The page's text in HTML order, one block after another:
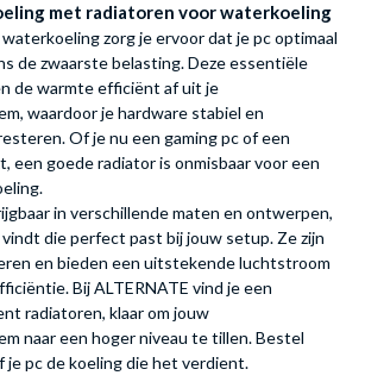
met radiatoren voor waterkoeling
zorg je ervoor dat je pc optimaal
de zwaarste belasting. Deze essentiële
de warmte efficiënt af uit je
waardoor je hardware stabiel en
Of je nu een gaming pc of een
een goede radiator is onmisbaar voor een
in verschillende maten en ontwerpen,
die perfect past bij jouw setup. Ze zijn
en bieden een uitstekende luchtstroom
Bij ALTERNATE vind je een
radiatoren, klaar om jouw
naar een hoger niveau te tillen. Bestel
je pc de koeling die het verdient.